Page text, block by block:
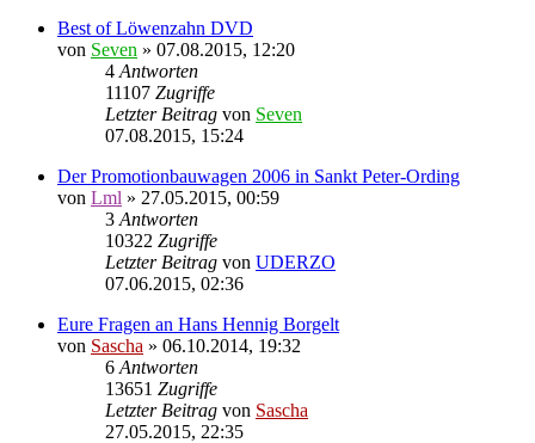
Best of Löwenzahn DVD
von Seven » 07.08.2015, 12:20
4 Antworten
11107 Zugriffe
Letzter Beitrag von Seven
07.08.2015, 15:24
Der Promotionbauwagen 2006 in Sankt Peter-Ording
von Lml » 27.05.2015, 00:59
3 Antworten
10322 Zugriffe
Letzter Beitrag von UDERZO
07.06.2015, 02:36
Eure Fragen an Hans Hennig Borgelt
von Sascha » 06.10.2014, 19:32
6 Antworten
13651 Zugriffe
Letzter Beitrag von Sascha
27.05.2015, 22:35